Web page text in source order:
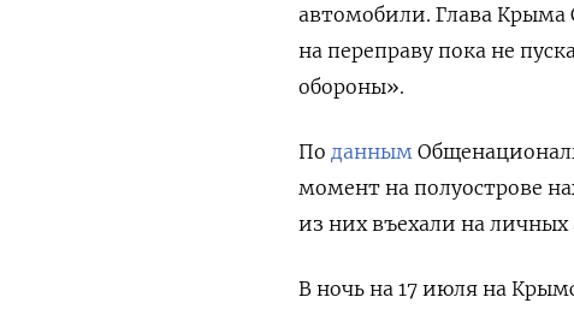
автомобили. Глава Крыма
на переправу пока не
обороны».
По данным
момент на полуострове
из них въехали на личных
В ночь на 17 июля на